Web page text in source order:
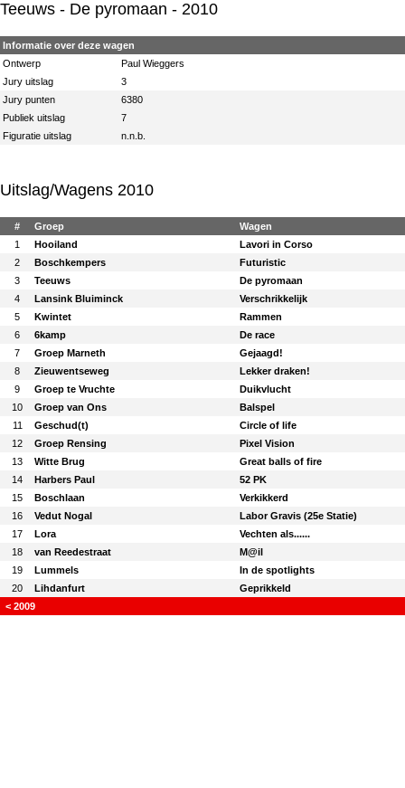
Teeuws - De pyromaan - 2010
Informatie over deze wagen
Ontwerp
Paul Wieggers
Jury uitslag
3
Jury punten
6380
Publiek uitslag
7
Figuratie uitslag
n.n.b.
Uitslag/Wagens 2010
# Groep
Wagen
1
Hooiland
Lavori in Corso
2
Boschkempers
Futuristic
3
Teeuws
De pyromaan
4
Lansink Bluiminck
Verschrikkelijk
5
Kwintet
Rammen
6
6kamp
De race
7
Groep Marneth
Gejaagd!
8
Zieuwentseweg
Lekker draken!
9
Groep te Vruchte
Duikvlucht
10
Groep van Ons
Balspel
11
Geschud(t)
Circle of life
12
Groep Rensing
Pixel Vision
13
Witte Brug
Great balls of fire
14
Harbers Paul
52 PK
15
Boschlaan
Verkikkerd
16
Vedut Nogal
Labor Gravis (25e Statie)
17
Lora
Vechten als......
18
van Reedestraat
M@il
19
Lummels
In de spotlights
20
Lihdanfurt
Geprikkeld
< 2009